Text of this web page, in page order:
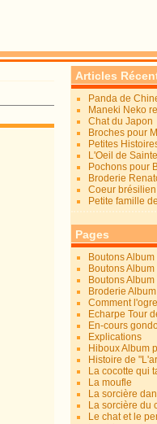
Articles
Panda de
Maneki Neko
Chat du Japon
Broches pour
Petites
L'Oeil de
Pochons pour
Broderie
Coeur brésilien
Petite famille
Pages
Boutons
Boutons
Boutons
Broderie
Comment
Echarpe Tour
En-cours
Explications
Hiboux Album
Histoire de
La cocotte qui
La moufle
La sorcière
La sorcière du
Le chat et le